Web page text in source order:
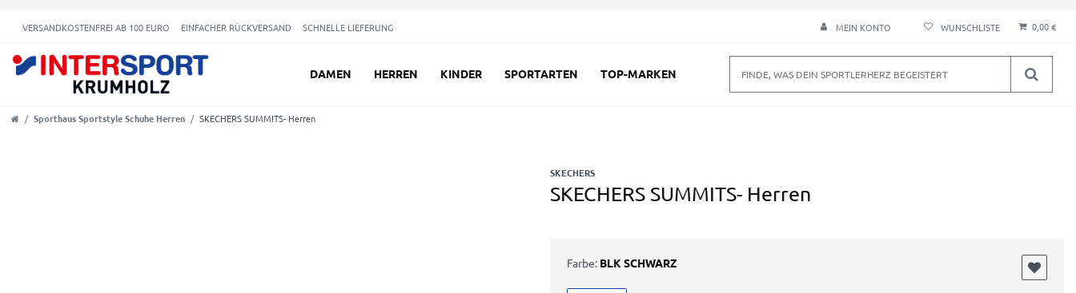
VERSANDKOSTENFREI AB 100 EURO EINFACHER RÜCKVERSAND SCHNELLE LIEFERUNG MEIN KONTO 0,00 €
DAMEN HERREN KINDER SPORTARTEN TOP-MARKEN
Sporthaus Sportstyle Schuhe Herren SKECHERS SUMMITS- Herren
SKECHERS
SKECHERS SUMMITS- Herren
Farbe: BLK SCHWARZ